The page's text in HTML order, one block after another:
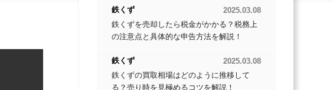
鉄くず
2025.03.08
鉄くずを売却したら税金がかかる？税務上
の注意点と具体的な申告方法を解説！
鉄くず
2025.03.08
鉄くずの買取相場はどのように推移して
る？売り時を見極めるコツを解説！